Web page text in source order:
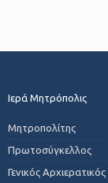
Ιερά Μητρόπολις
Μητροπολίτης
Πρωτοσύγκελλος
Γενικός